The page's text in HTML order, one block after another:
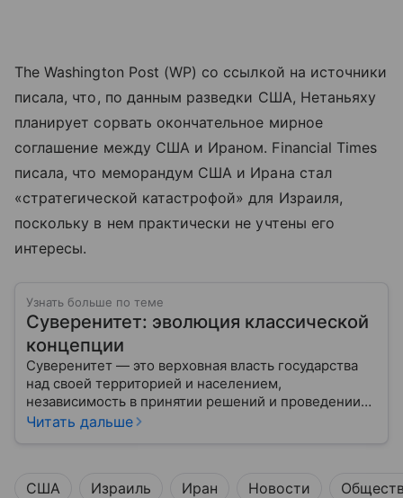
The Washington Post (WP) со ссылкой на источники
писала, что, по данным разведки США, Нетаньяху
планирует сорвать окончательное мирное
соглашение между США и Ираном. Financial Times
писала, что меморандум США и Ирана стал
«стратегической катастрофой» для Израиля,
поскольку в нем практически не учтены его
интересы.
Узнать больше по теме
Суверенитет: эволюция классической
концепции
Суверенитет — это верховная власть государства
над своей территорией и населением,
независимость в принятии решений и проведении
внешней политики.
Читать дальше
США Израиль Иран Новости